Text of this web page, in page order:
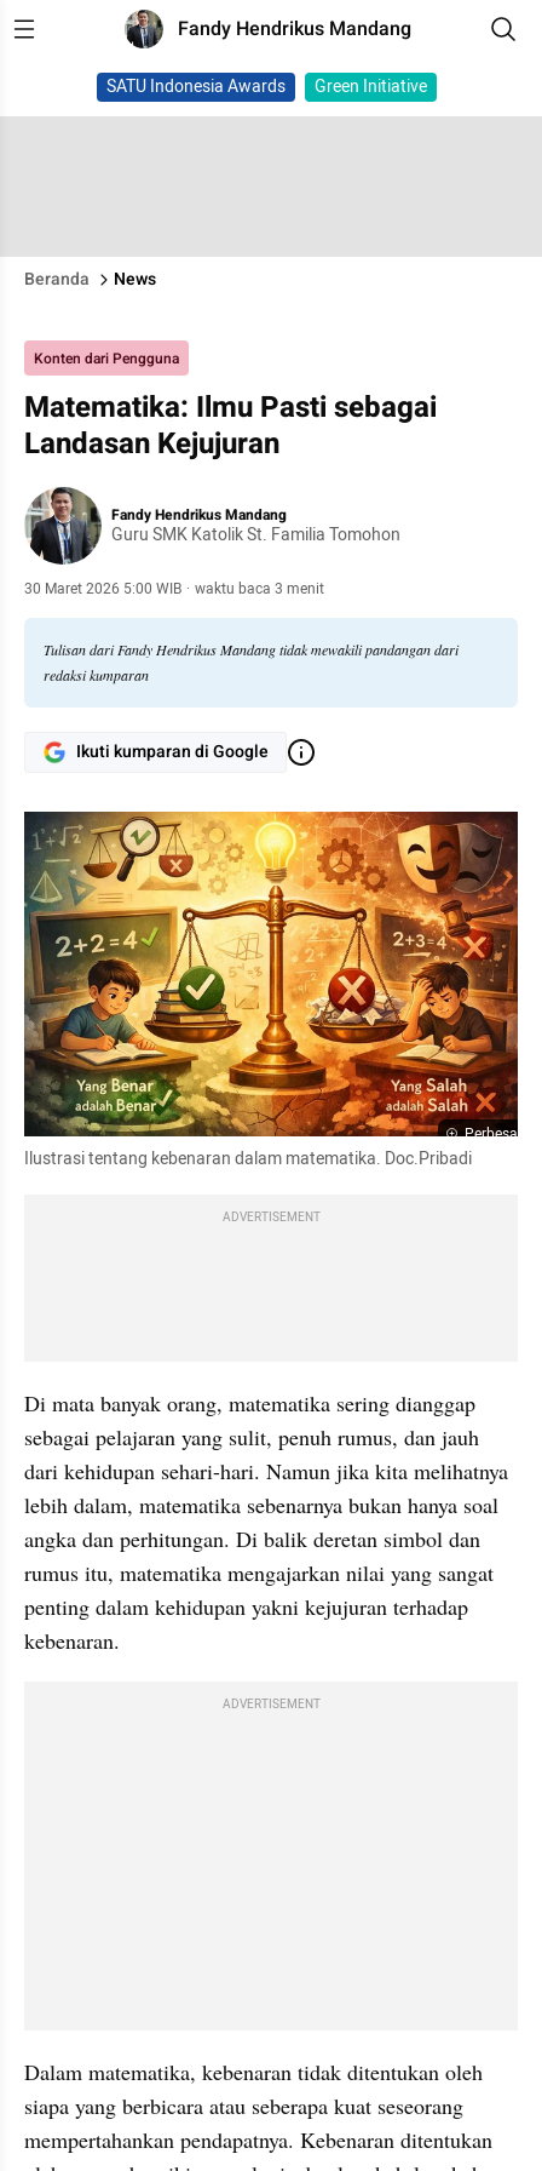
Fandy Hendrikus Mandang
SATU Indonesia Awards Green Initiative
Beranda News
Konten dari Pengguna
Matematika: Ilmu Pasti sebagai
Landasan Kejujuran
Fandy Hendrikus Mandang
Guru SMK Katolik St. Familia Tomohon
30 Maret 2026 5:00 WIB · waktu baca 3 menit
Tulisan dari Fandy Hendrikus Mandang tidak mewakili pandangan dari
redaksi kumparan
Ikuti kumparan di Google
Perbesar
Ilustrasi tentang kebenaran dalam matematika. Doc.Pribadi
ADVERTISEMENT
Di mata banyak orang, matematika sering dianggap
sebagai pelajaran yang sulit, penuh rumus, dan jauh
dari kehidupan sehari-hari. Namun jika kita melihatnya
lebih dalam, matematika sebenarnya bukan hanya soal
angka dan perhitungan. Di balik deretan simbol dan
rumus itu, matematika mengajarkan nilai yang sangat
penting dalam kehidupan yakni kejujuran terhadap
kebenaran.
ADVERTISEMENT
Dalam matematika, kebenaran tidak ditentukan oleh
siapa yang berbicara atau seberapa kuat seseorang
mempertahankan pendapatnya. Kebenaran ditentukan